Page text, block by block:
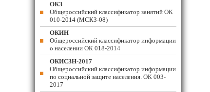
ОКЗ
Общероссийский классификатор занятий ОК
010-2014 (МСКЗ-08)
ОКИН
Общероссийский классификатор информации
о населении ОК 018-2014
ОКИСЗН-2017
Общероссийский классификатор информации
по социальной защите населения. ОК 003-
2017